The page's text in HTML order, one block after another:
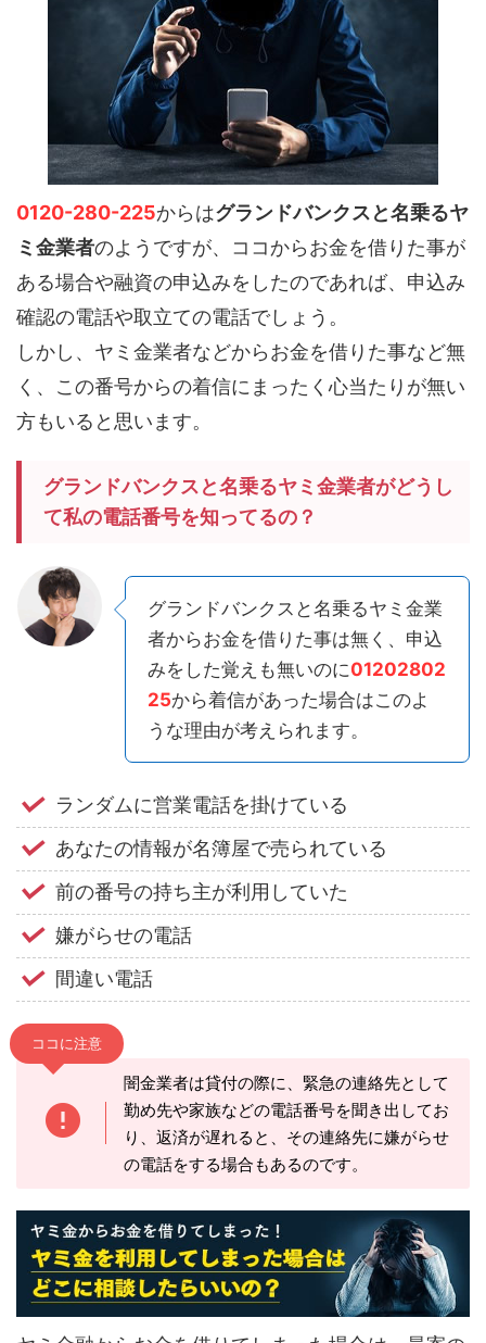
0120-280-225からはグランドバンクスと名乗るヤ
ミ金業者のようですが、ココからお金を借りた事が
ある場合や融資の申込みをしたのであれば、申込み
確認の電話や取立ての電話でしょう。
しかし、ヤミ金業者などからお金を借りた事など無
く、この番号からの着信にまったく心当たりが無い
方もいると思います。
グランドバンクスと名乗るヤミ金業者がどうし
て私の電話番号を知ってるの？
グランドバンクスと名乗るヤミ金業
者からお金を借りた事は無く、申込
みをした覚えも無いのに01202802
25から着信があった場合はこのよ
うな理由が考えられます。
ランダムに営業電話を掛けている
あなたの情報が名簿屋で売られている
前の番号の持ち主が利用していた
嫌がらせの電話
間違い電話
ココに注意
闇金業者は貸付の際に、緊急の連絡先として
勤め先や家族などの電話番号を聞き出してお
り、返済が遅れると、その連絡先に嫌がらせ
の電話をする場合もあるのです。